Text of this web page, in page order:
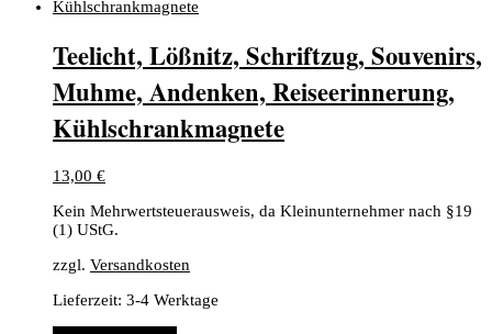
Teelicht, Lößnitz, Schriftzug, Souvenirs,
Muhme, Andenken, Reiseerinnerung,
Kühlschrankmagnete
13,00 €
Kein Mehrwertsteuerausweis, da Kleinunternehmer nach §19
(1) UStG.
zzgl. Versandkosten
Lieferzeit: 3-4 Werktage